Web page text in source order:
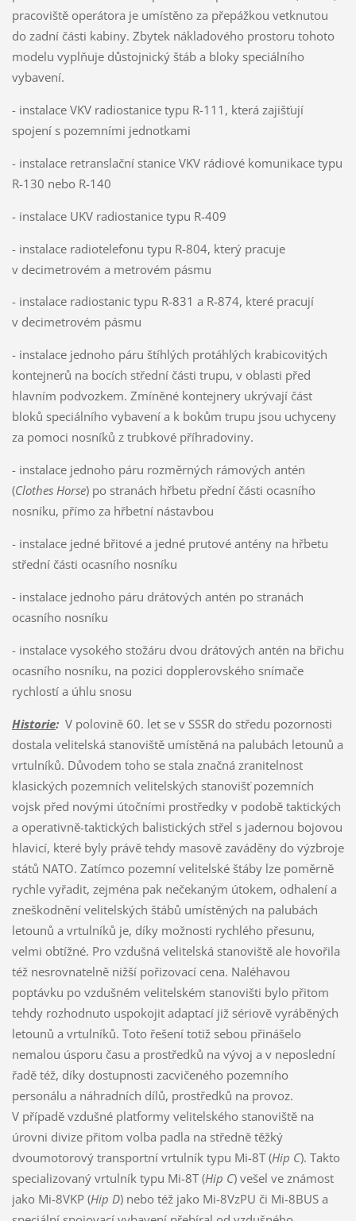
pracoviště operátora je umístěno za přepážkou vetknutou
do zadní části kabiny. Zbytek nákladového prostoru tohoto
modelu vyplňuje důstojnický štáb a bloky speciálního
vybavení.
- instalace VKV radiostanice typu R-111, která zajišťují
spojení s pozemními jednotkami
- instalace retranslační stanice VKV rádiové komunikace typu
R-130 nebo R-140
- instalace UKV radiostanice typu R-409
- instalace radiotelefonu typu R-804, který pracuje
v decimetrovém a metrovém pásmu
- instalace radiostanic typu R-831 a R-874, které pracují
v decimetrovém pásmu
- instalace jednoho páru štíhlých protáhlých krabicovitých
kontejnerů na bocích střední části trupu, v oblasti před
hlavním podvozkem. Zmíněné kontejnery ukrývají část
bloků speciálního vybavení a k bokům trupu jsou uchyceny
za pomoci nosníků z trubkové příhradoviny.
- instalace jednoho páru rozměrných rámových antén
(Clothes Horse) po stranách hřbetu přední části ocasního
nosníku, přímo za hřbetní nástavbou
- instalace jedné břitové a jedné prutové antény na hřbetu
střední části ocasního nosníku
- instalace jednoho páru drátových antén po stranách
ocasního nosníku
- instalace vysokého stožáru dvou drátových antén na břichu
ocasního nosníku, na pozici dopplerovského snímače
rychlostí a úhlu snosu
Historie:V polovině 60. let se v SSSR do středu pozornosti
dostala velitelská stanoviště umístěná na palubách letounů a
vrtulníků. Důvodem toho se stala značná zranitelnost
klasických pozemních velitelských stanovišť pozemních
vojsk před novými útočními prostředky v podobě taktických
a operativně-taktických balistických střel s jadernou bojovou
hlavicí, které byly právě tehdy masově zaváděny do výzbroje
států NATO. Zatímco pozemní velitelské štáby lze poměrně
rychle vyřadit, zejména pak nečekaným útokem, odhalení a
zneškodnění velitelských štábů umístěných na palubách
letounů a vrtulníků je, díky možnosti rychlého přesunu,
velmi obtížné. Pro vzdušná velitelská stanoviště ale hovořila
též nesrovnatelně nižší pořizovací cena. Naléhavou
poptávku po vzdušném velitelském stanovišti bylo přitom
tehdy rozhodnuto uspokojit adaptací již sériově vyráběných
letounů a vrtulníků. Toto řešení totiž sebou přinášelo
nemalou úsporu času a prostředků na vývoj a v neposlední
řadě též, díky dostupnosti zacvičeného pozemního
personálu a náhradních dílů, prostředků na provoz.
V případě vzdušné platformy velitelského stanoviště na
úrovni divize přitom volba padla na středně těžký
dvoumotorový transportní vrtulník typu Mi-8T (Hip C). Takto
specializovaný vrtulník typu Mi-8T (Hip C) vešel ve známost
jako Mi-8VKP (Hip D) nebo též jako Mi-8VzPU či Mi-8BUS a